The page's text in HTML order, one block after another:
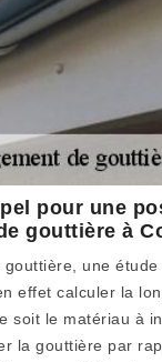
pour une
gouttière à
gouttière, une
effet calculer la
soit le matériau à
la gouttière par